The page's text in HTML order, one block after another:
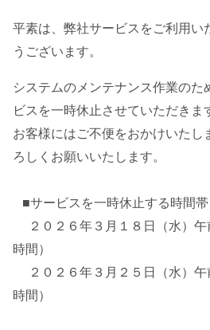
平素は、弊社サービスをご利用い
うございます。
システムのメンテナンス作業のた
ビスを一時休止させていただきま
お客様にはご不便をおかけいたし
ろしくお願いいたします。
■サービスを一時休止する時間帯
２０２６年３月１８日（水）午
時間）
２０２６年３月２５日（水）午
時間）